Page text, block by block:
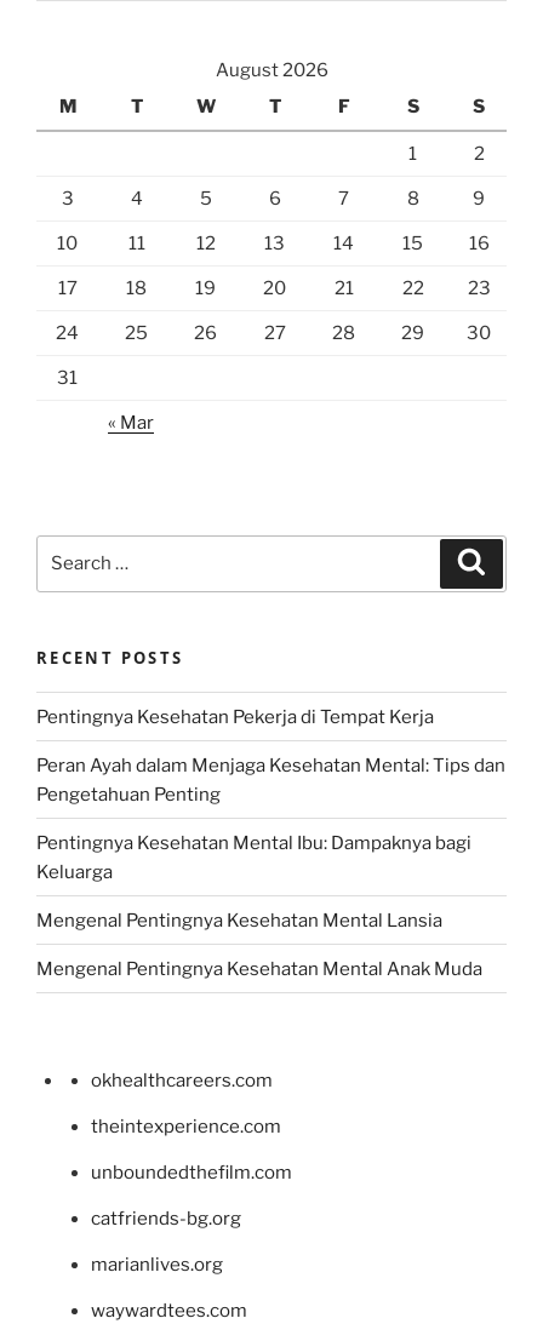
August 2026
M
T W T F S S
1 2
3 4 5 6 7 8 9
10 11 12 13 14 15 16
17 18 19 20 21 22 23
24 25 26 27 28 29 30
31
« Mar
RECENT POSTS
Pentingnya Kesehatan Pekerja di Tempat Kerja
Peran Ayah dalam Menjaga Kesehatan Mental: Tips dan
Pengetahuan Penting
Pentingnya Kesehatan Mental Ibu: Dampaknya bagi
Keluarga
Mengenal Pentingnya Kesehatan Mental Lansia
Mengenal Pentingnya Kesehatan Mental Anak Muda
okhealthcareers.com
theintexperience.com
unboundedthefilm.com
catfriends-bg.org
marianlives.org
waywardtees.com